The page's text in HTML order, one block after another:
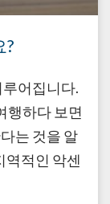
?
어집니다.
행하다 보면
는 것을 알
역적인 악센